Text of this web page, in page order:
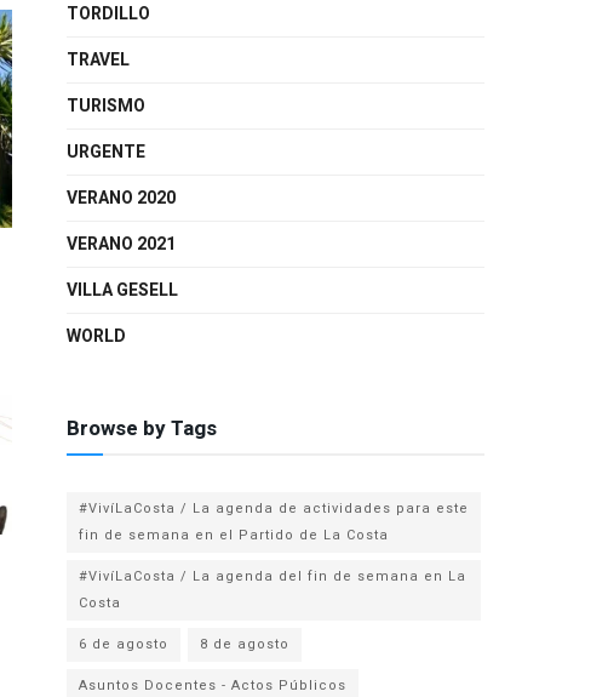
TORDILLO
TRAVEL
TURISMO
URGENTE
VERANO 2020
VERANO 2021
VILLA GESELL
WORLD
Browse by Tags
#VivíLaCosta / La agenda de actividades para este
fin de semana en el Partido de La Costa
#VivíLaCosta / La agenda del fin de semana en La
Costa
6 de agosto
8 de agosto
Asuntos Docentes - Actos Públicos